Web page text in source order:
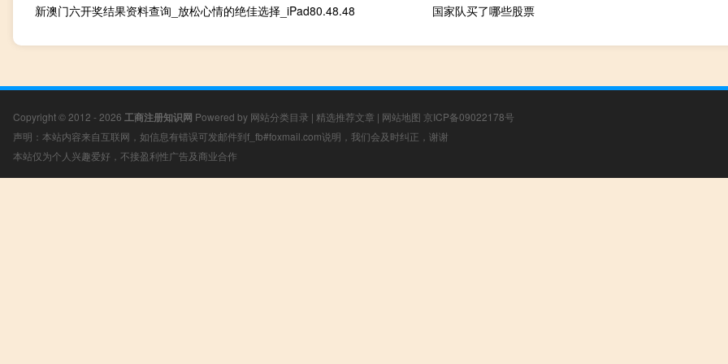
新澳门六开奖结果资料查询_放松心情的绝佳选择_iPad80.48.48 国家队买了哪些股票
Copyright © 2012 - 2026 工商注册知识网 Powered by 网站分类目录 | 精选推荐文章 | 网站地图 京ICP备09022178号
声明：本站内容来自互联网，如信息有错误可发邮件到f_fb#foxmail.com说明，我们会及时纠正，谢谢
本站仅为个人兴趣爱好，不接盈利性广告及商业合作